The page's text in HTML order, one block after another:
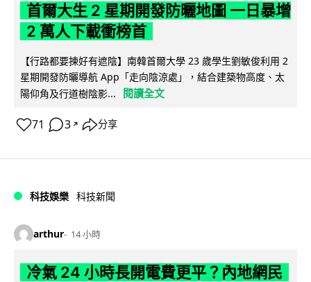
首爾大生 2 星期開發防曬地圖 一日暴增
2 萬人下載衝榜首
【行路都要揀好有遮陰】南韓首爾大學 23 歲學生劉敏俊利用 2
星期開發防曬導航 App「走向陰涼處」，結合建築物高度、太
陽仰角及行道樹陰影...
閱讀全文
71 3 ↗ 分享
科技娛樂 科技新聞
arthur 14 小時
冷氣 24 小時長開電費更平？內地網民